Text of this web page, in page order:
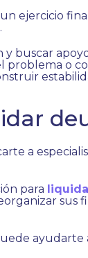
ejercicio
buscar
o
a
para
sus
ayudarte